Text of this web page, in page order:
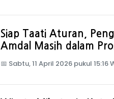
Siap Taati Aturan,
Amdal Masih dalam
📅 Sabtu, 11 April 2026 pukul 15:16